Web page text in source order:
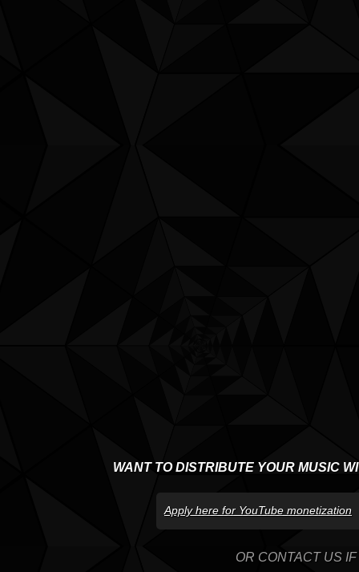
WANT TO DISTRIBUTE YOUR MUSIC
Apply here for YouTube monetization
OR CONTACT US